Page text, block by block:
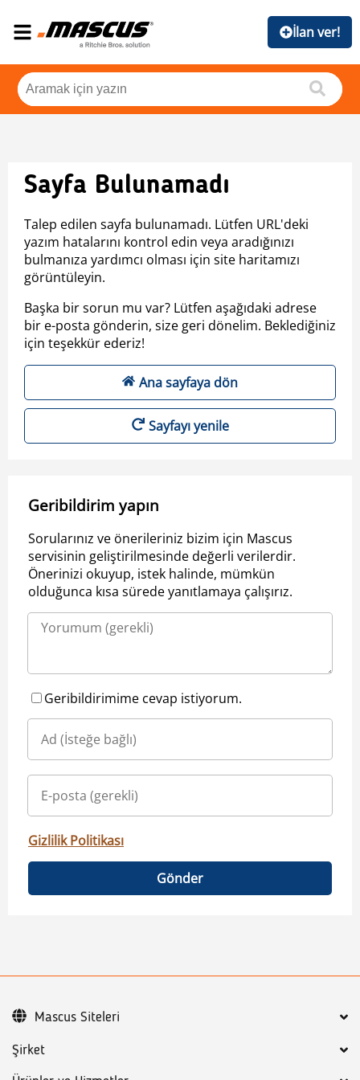
İlan ver!
Sayfa Bulunamadı
Talep edilen sayfa bulunamadı. Lütfen URL'deki
yazım hatalarını kontrol edin veya aradığınızı
bulmanıza yardımcı olması için site haritamızı
görüntüleyin.
Başka bir sorun mu var? Lütfen aşağıdaki adrese
bir e-posta gönderin, size geri dönelim. Beklediğiniz
için teşekkür ederiz!
Ana sayfaya dön
Sayfayı yenile
Geribildirim yapın
Sorularınız ve önerileriniz bizim için Mascus
servisinin geliştirilmesinde değerli verilerdir.
Önerinizi okuyup, istek halinde, mümkün
olduğunca kısa sürede yanıtlamaya çalışırız.
Geribildirimime cevap istiyorum.
Gizlilik Politikası
Gönder
Şirket
Mascus Siteleri